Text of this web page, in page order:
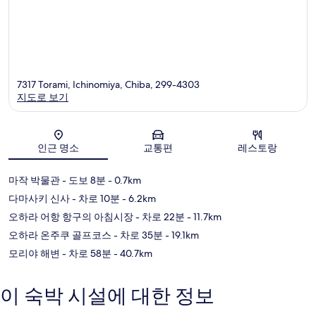
지도
7317 Torami, Ichinomiya, Chiba, 299-4303
지도로 보기
인근 명소 교통편 레스토랑
마작 박물관- 도보 8분 - 0.7km
다마사키 신사- 차로 10분 - 6.2km
오하라 어항 항구의 아침시장- 차로 22분 - 11.7km
오하라 온주쿠 골프코스 - 차로 35분 - 19.1km
모리야 해변 - 차로 58분 - 40.7km
이 숙박 시설에 대한 정보